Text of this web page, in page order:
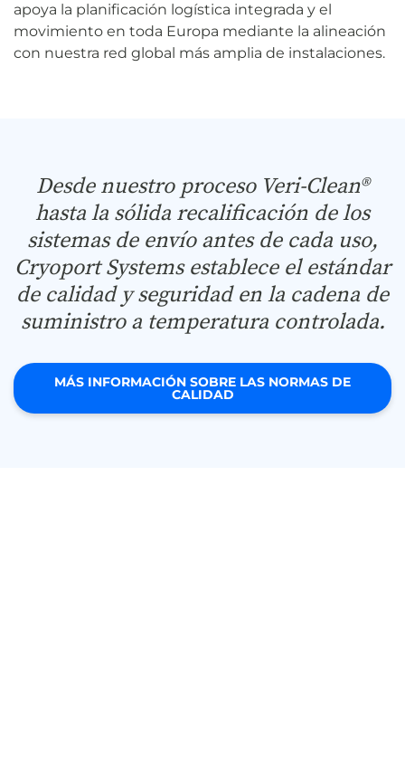
apoya la planificación logística integrada y el
movimiento en toda Europa mediante la alineación
con nuestra red global más amplia de instalaciones.
Desde nuestro proceso Veri-Clean®
hasta la sólida recalificación de los
sistemas de envío antes de cada uso,
Cryoport Systems establece el estándar
de calidad y seguridad en la cadena de
suministro a temperatura controlada.
MÁS INFORMACIÓN SOBRE LAS NORMAS DE
CALIDAD